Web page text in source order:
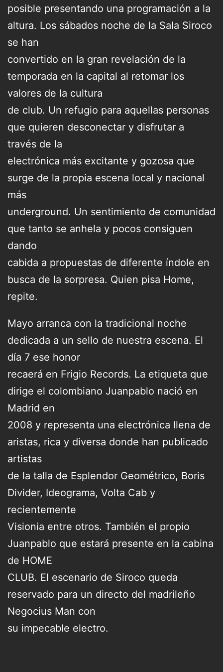
posible presentando una programación a la
altura. Los sábados noche de la Sala Siroco
se han
convertido en la gran revelación de la
temporada en la capital al retomar los
valores de la cultura
de club. Un refugio para aquellas personas
que quieren desconectar y disfrutar a
través de la
electrónica más excitante y gozosa que
surge de la propia escena local y nacional
más
underground. Un sentimiento de comunidad
que tanto se anhela y pocos consiguen
dando
cabida a propuestas de diferente índole en
busca de la sorpresa. Quien pisa Home,
repite.
Mayo arranca con la tradicional noche
dedicada a un sello de nuestra escena. El
día 7 ese honor
recaerá en Frigio Records. La etiqueta que
dirige el colombiano Juanpablo nació en
Madrid en
2008 y representa una electrónica llena de
aristas, rica y diversa donde han publicado
artistas
de la talla de Esplendor Geométrico, Boris
Divider, Ideograma, Volta Cab y
recientemente
Visionia entre otros. También el propio
Juanpablo que estará presente en la cabina
de HOME
CLUB. El escenario de Siroco queda
reservado para un directo del madrileño
Negocius Man con
su impecable electro.